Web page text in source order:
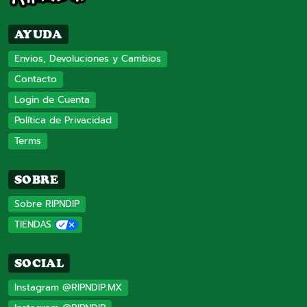
AYUDA
Envios, Devoluciones y Cambios
Contacto
Login de Cuenta
Política de Privacidad
Terms
SOBRE
Sobre RIPNDIP
TIENDAS
SOCIAL
Instagram @RIPNDIP.MX